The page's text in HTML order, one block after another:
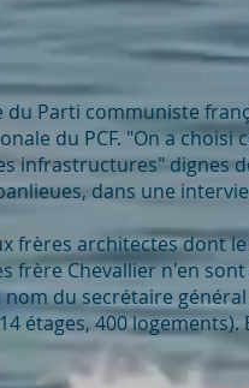
Parti communiste
du PCF. "On a
infrastructures" dignes
dans une
frères architectes dont
frère Chevallier n'en
du secrétaire général
étages, 400